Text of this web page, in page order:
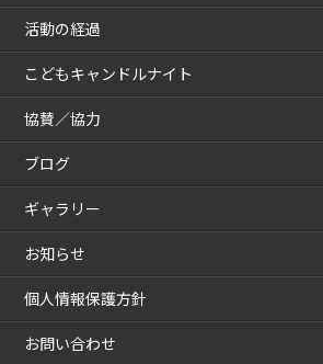
活動の経過
こどもキャンドルナイト
協賛／協力
ブログ
ギャラリー
お知らせ
個人情報保護方針
お問い合わせ